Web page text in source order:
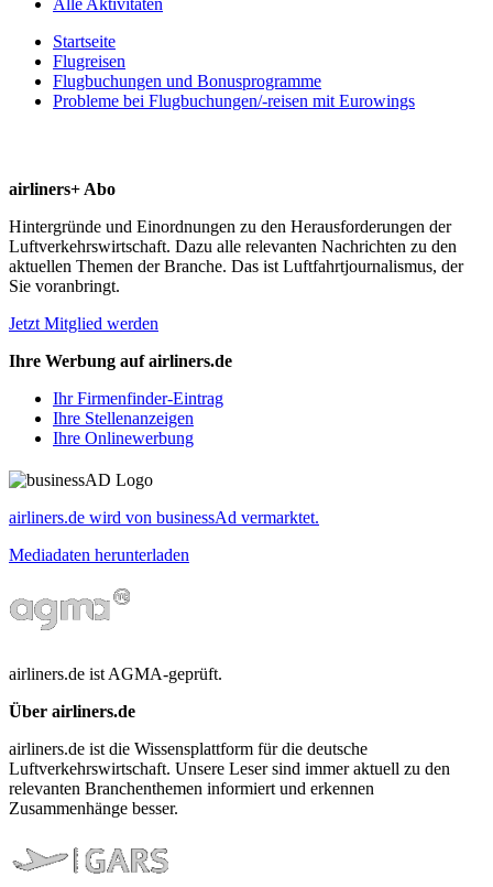
Startseite
Flugreisen
Flugbuchungen und Bonusprogramme
Probleme bei Flugbuchungen/-reisen mit Eurowings
airliners+ Abo
Hintergründe und Einordnungen zu den Herausforderungen der
Luftverkehrswirtschaft. Dazu alle relevanten Nachrichten zu den
aktuellen Themen der Branche. Das ist Luftfahrtjournalismus, der
Sie voranbringt.
Jetzt Mitglied werden
Ihre Werbung auf airliners.de
Ihr Firmenfinder-Eintrag
Ihre Stellenanzeigen
Ihre Onlinewerbung
airliners.de wird von businessAd vermarktet.
Mediadaten herunterladen
airliners.de ist AGMA-geprüft.
Über airliners.de
airliners.de ist die Wissensplattform für die deutsche
Luftverkehrswirtschaft. Unsere Leser sind immer aktuell zu den
relevanten Branchenthemen informiert und erkennen
Zusammenhänge besser.